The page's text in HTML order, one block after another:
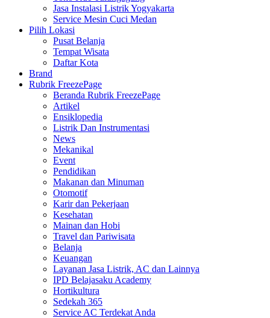
Jasa Instalasi Listrik Yogyakarta
Service Mesin Cuci Medan
Pilih Lokasi
Pusat Belanja
Tempat Wisata
Daftar Kota
Brand
Rubrik FreezePage
Beranda Rubrik FreezePage
Artikel
Ensiklopedia
Listrik Dan Instrumentasi
News
Mekanikal
Event
Pendidikan
Makanan dan Minuman
Otomotif
Karir dan Pekerjaan
Kesehatan
Mainan dan Hobi
Travel dan Pariwisata
Belanja
Keuangan
Layanan Jasa Listrik, AC dan Lainnya
IPD Belajasaku Academy
Hortikultura
Sedekah 365
Service AC Terdekat Anda